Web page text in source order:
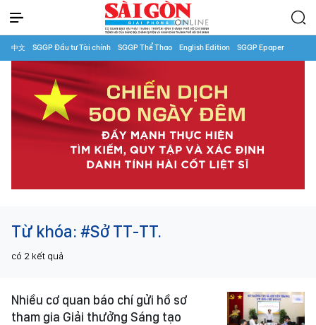
中文 SGGP Đầu tư Tài chính SGGP Thể Thao English Edition SGGP Epaper
Từ khóa: #Sở TT-TT.
có 2 kết quả
Nhiều cơ quan báo chí gửi hồ sơ
tham gia Giải thưởng Sáng tạo